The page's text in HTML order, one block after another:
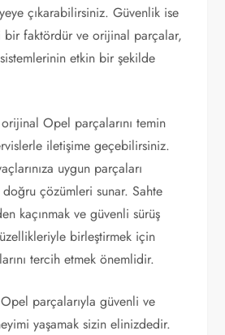
çıkarabilirsiniz. Güvenlik ise
bir faktördür ve orijinal parçalar,
sistemlerinin etkin bir şekilde
Opel parçalarını temin
iletişime geçebilirsiniz.
uygun parçaları
çözümleri sunar. Sahte
kaçınmak ve güvenli sürüş
birleştirmek için
tercih etmek önemlidir.
parçalarıyla güvenli ve
yaşamak sizin elinizdedir.